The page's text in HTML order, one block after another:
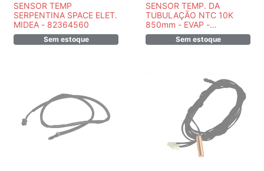
SENSOR TEMP
SERPENTINA SPACE ELET.
MIDEA - 82364560
Sem estoque
SENSOR TEMP. DA
TUBULAÇÃO NTC 10K
850mm - EVAP -
MIDEA/SPRINGER
/CARRIER - PEÇA
Sem estoque